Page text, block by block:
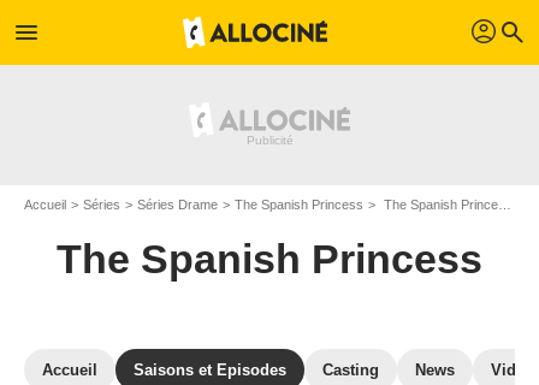
menu profil search
Accueil Séries Séries Drame The Spanish Princess The Spanish Princess : Episodes de la saison 1
The Spanish Princess
Accueil Saisons et Episodes Casting News